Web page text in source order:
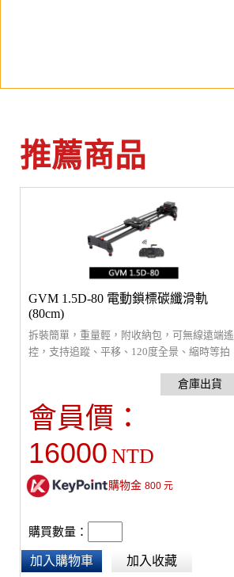
推薦商品
GVM 1.5D-80 電動鎖標碳纖滑軌
(80cm)
拆裝簡單，重量輕，附收納包，可無線遠端遙
控，支持追蹤、平移、120度全景、縮時等拍
用碳纖維和鋁合金軌道系統，能在不中斷滑軌
運行的情況下更換電池。
會員價：
16000 NTD
購物金 800元
購買數量：
加入購物車 加入收藏